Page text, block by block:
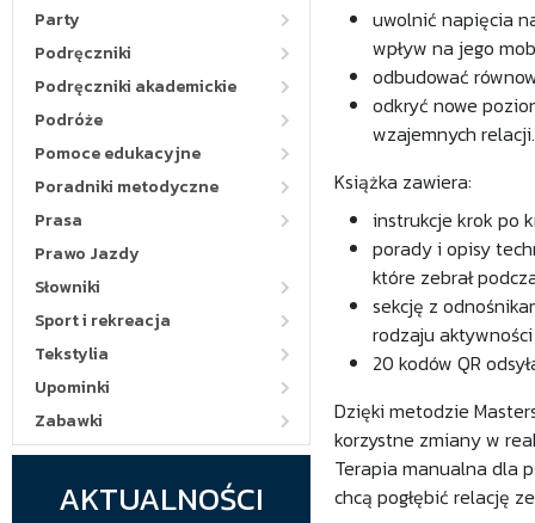
Party
Podręczniki
Podręczniki akademickie
Podróże
Pomoce edukacyjne
Poradniki metodyczne
Prasa
Prawo Jazdy
Słowniki
Sport i rekreacja
Tekstylia
Upominki
Zabawki
AKTUALNOŚCI
uwolnić napięcia
wpływ na jego
odbudować
odkryć nowe
wzajemnych relacji.
Książka zawiera:
instrukcje krok po
porady i opisy
które zebrał
sekcję z
rodzaju
20 kodów QR
Dzięki metodzie
korzystne zmiany w
Terapia manualna dla
chcą pogłębić relację